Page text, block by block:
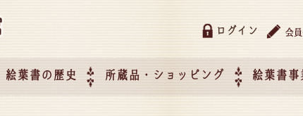
ログイン
絵葉書の歴史 所蔵品・ショッピング 絵葉書事